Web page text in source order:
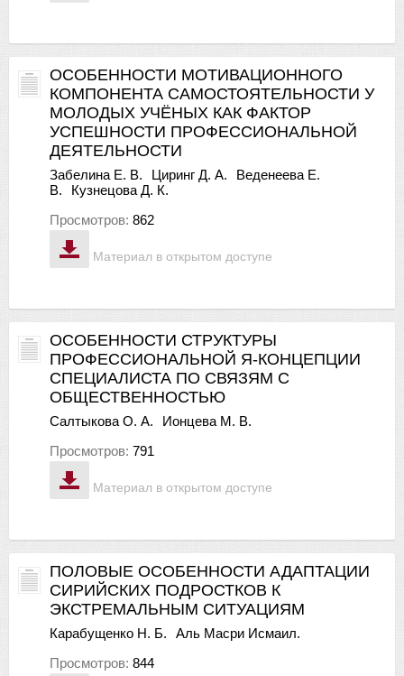
Материал в открытом доступе
ОСОБЕННОСТИ МОТИВАЦИОННОГО
КОМПОНЕНТА САМОСТОЯТЕЛЬНОСТИ У
МОЛОДЫХ УЧЁНЫХ КАК ФАКТОР
УСПЕШНОСТИ ПРОФЕССИОНАЛЬНОЙ
ДЕЯТЕЛЬНОСТИ
Забелина Е. В. Циринг Д. А.
Веденеева Е.
В.
Кузнецова Д. К.
Просмотров: 862
Материал в открытом доступе
ОСОБЕННОСТИ СТРУКТУРЫ
ПРОФЕССИОНАЛЬНОЙ Я-КОНЦЕПЦИИ
СПЕЦИАЛИСТА ПО СВЯЗЯМ С
ОБЩЕСТВЕННОСТЬЮ
Салтыкова О. А.
Ионцева М. В.
Просмотров: 791
ПОЛОВЫЕ ОСОБЕННОСТИ АДАПТАЦИИ
СИРИЙСКИХ ПОДРОСТКОВ К
ЭКСТРЕМАЛЬНЫМ СИТУАЦИЯМ
Карабущенко Н. Б.
Аль Масри Исмаил.
Просмотров: 844